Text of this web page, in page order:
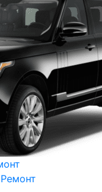
Ремонт